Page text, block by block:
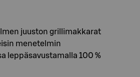
juuston grillimakkarat
menetelmin
leppäsavustamalla 100 %